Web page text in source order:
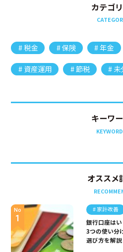
カテゴ
税金 保険 年金
資産運用 節税 未
キーワ
オススメ
No 家計改善
銀行口座は
3つの使い分
選び方を解説